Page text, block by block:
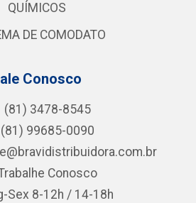
QUÍMICOS
DE COMODATO
Conosco
(81) 3478-8545
(81) 99685-0090
Conosco
Sex 8-12h / 14-18h